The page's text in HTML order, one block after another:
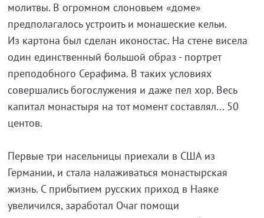
молитвы. В огромном слоновьем «доме»
предполагалось устроить и монашеские кельи.
Из картона был сделан иконостас. На стене висела
один единственный большой образ - портрет
преподобного Серафима. В таких условиях
совершались богослужения и даже пел хор. Весь
капитал монастыря на тот момент составлял... 50
центов.
Первые три насельницы приехали в США из
Германии, и стала налаживаться монастырская
жизнь. С прибытием русских приход в Наяке
увеличился, заработал Очаг помощи